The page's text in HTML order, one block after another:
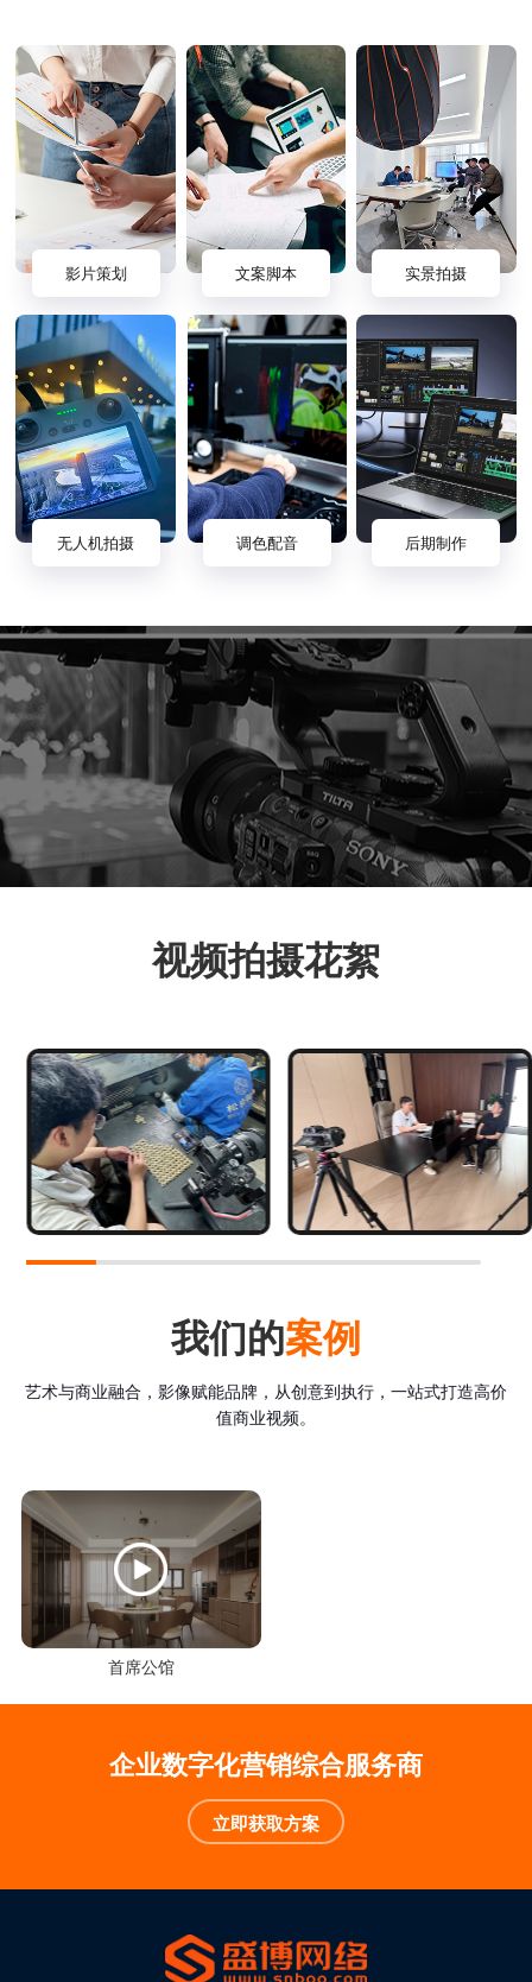
影片策划 文案脚本 实景拍摄
无人机拍摄 调色配音 后期制作
视频拍摄花絮
我们的案例
艺术与商业融合，影像赋能品牌，从创意到执行，一站式打造高价
值商业视频。
首席公馆
企业数字化营销综合服务商
立即获取方案